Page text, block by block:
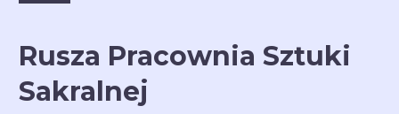
Rusza Pracownia Sztuki
Sakralnej